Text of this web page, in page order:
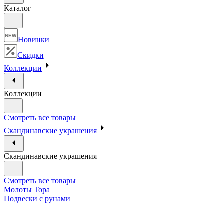
Каталог
NEW Новинки
Скидки
Коллекции
Коллекции
Смотреть все товары
Скандинавские украшения
Скандинавские украшения
Смотреть все товары
Молоты Тора
Подвески с рунами